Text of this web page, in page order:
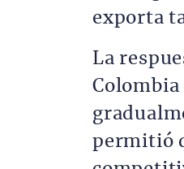
exporta
La
permitió